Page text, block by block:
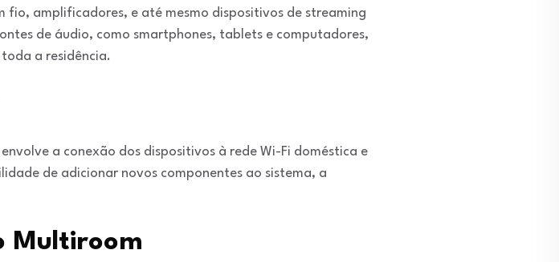
amplificadores, e até mesmo dispositivos de streaming
de áudio, como smartphones, tablets e computadores,
a residência.
a conexão dos dispositivos à rede Wi-Fi doméstica e
de adicionar novos componentes ao sistema, a
Multiroom